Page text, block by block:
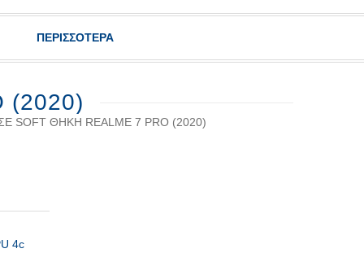
ΠΕΡΙΣΣΟΤΕΡΑ
(2020)
SOFT ΘΉΚΗ REALME 7 PRO (2020)
4c